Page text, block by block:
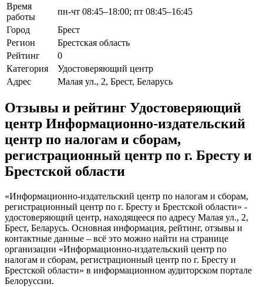
Время
работы
пн-чт 08:45–18:00; пт 08:45–16:45
Город
Брест
Регион
Брестская область
Рейтинг
0
Категория
Удостоверяющий центр
Адрес
Малая ул., 2, Брест, Беларусь
Отзывы и рейтинг Удостоверяющий
центр Информационно-издательский
центр по налогам и сборам,
регистрационный центр по г. Бресту и
Брестской области
«Информационно-издательский центр по налогам и сборам,
регистрационный центр по г. Бресту и Брестской области» -
удостоверяющий центр, находящееся по адресу Малая ул., 2,
Брест, Беларусь. Основная информация, рейтинг, отзывы и
контактные данные – всё это можно найти на странице
организации «Информационно-издательский центр по
налогам и сборам, регистрационный центр по г. Бресту и
Брестской области» в информационном аудиторском портале
Белоруссии.